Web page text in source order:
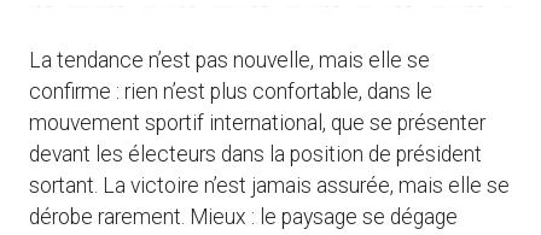
La tendance n’est pas nouvelle, mais elle se
confirme : rien n’est plus confortable, dans le
mouvement sportif international, que se présenter
devant les électeurs dans la position de président
sortant. La victoire n’est jamais assurée, mais elle se
dérobe rarement. Mieux : le paysage se dégage